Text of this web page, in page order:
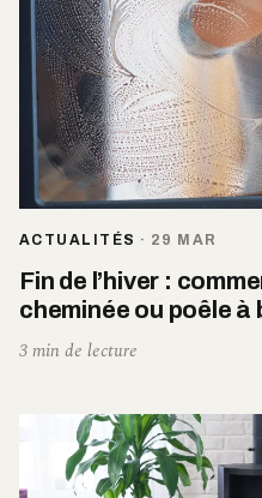
ACTUALITÉS · 29 MAR
Fin de l’hiver :
cheminée ou poêle à
3 min de lecture